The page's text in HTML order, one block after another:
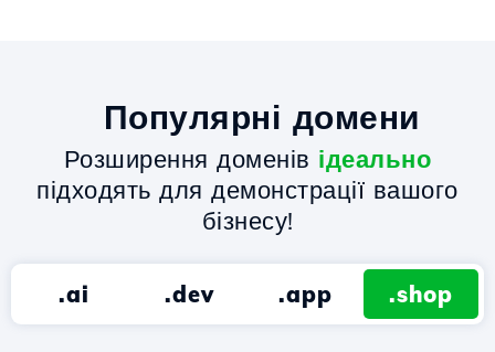
Популярні домени
Розширення доменів ідеально
підходять для демонстрації вашого
бізнесу!
.ai .dev .app .shop